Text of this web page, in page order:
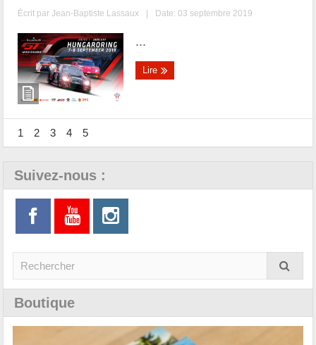
Écrit parJean-Baptiste Lassaux | Date: 03 septembre 2019
...
Lire
1 2 3 4 5
Suivez-nous :
Boutique